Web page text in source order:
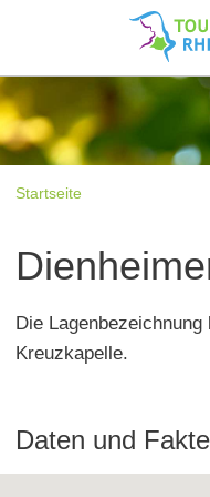
Startseite
Die
Kreuzkapelle.
Daten und